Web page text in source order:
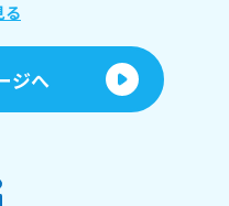
る
ジへ